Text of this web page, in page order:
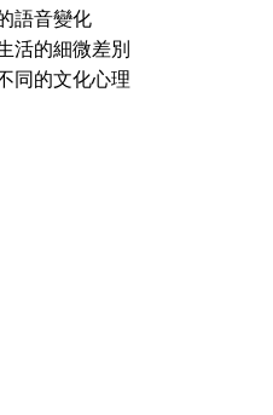
語音變化
活的細微差別
同的文化心理